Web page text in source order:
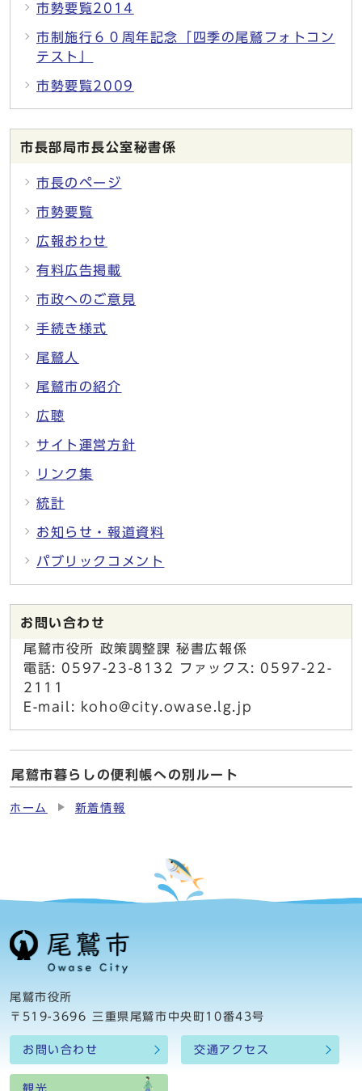
市勢要覧2014
市制施行６０周年記念「四季の尾鷲フォトコン
テスト」
市勢要覧2009
市長部局市長公室秘書係
市長のページ
市勢要覧
広報おわせ
有料広告掲載
市政へのご意見
手続き様式
尾鷲人
尾鷲市の紹介
広聴
サイト運営方針
リンク集
統計
お知らせ・報道資料
パブリックコメント
お問い合わせ
尾鷲市役所 政策調整課 秘書広報係
電話: 0597-23-8132 ファックス: 0597-22-
2111
E-mail: koho@city.owase.lg.jp
尾鷲市暮らしの便利帳への別ルート
ホーム 新着情報
尾鷲市役所
〒519-3696 三重県尾鷲市中央町10番43号
お問い合わせ 交通アクセス
観光